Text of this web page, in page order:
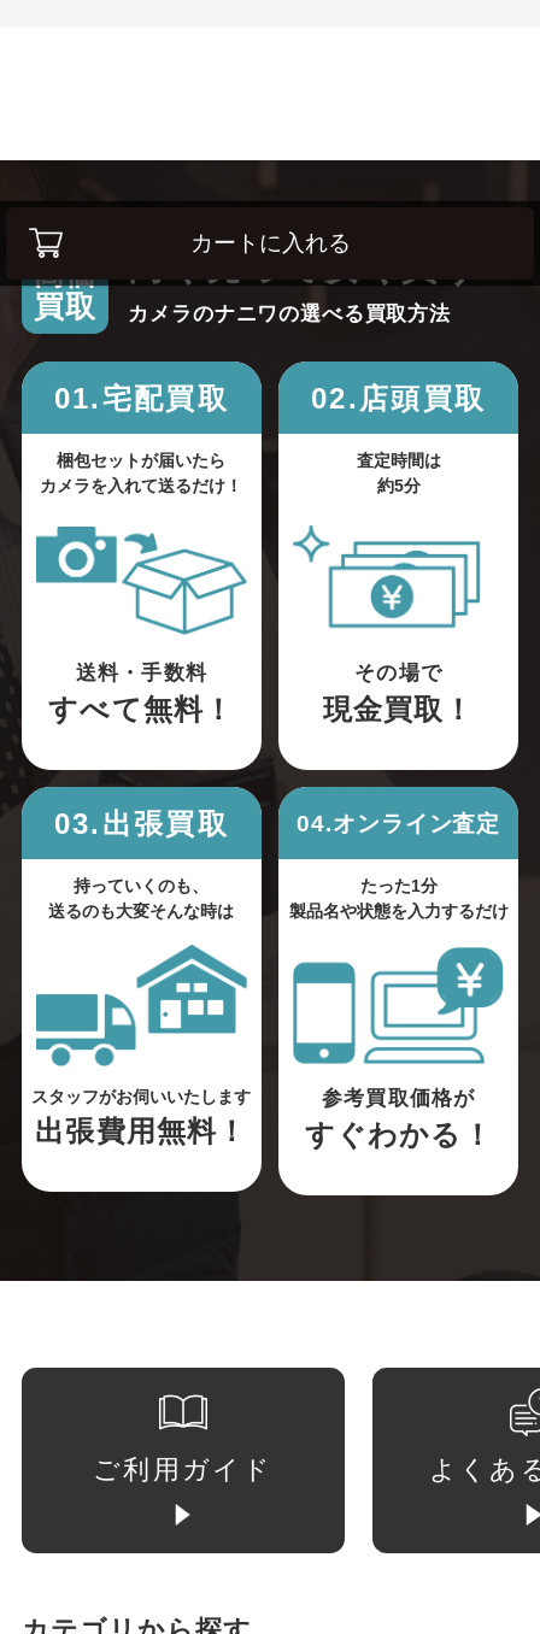
カートに入れる
高価
買取
高く売って安く買う！
カメラのナニワの選べる買取方法
01.宅配買取
梱包セットが届いたら
カメラを入れて送るだけ！
送料・手数料
すべて無料！
02.店頭買取
査定時間は
約5分
その場で
現金買取！
03.出張買取
持っていくのも、
送るのも大変そんな時は
スタッフがお伺いいたします
出張費用無料！
04.オンライン査定
たった1分
製品名や状態を入力するだけ
参考買取価格が
すぐわかる！
ご利用ガイド よくあ